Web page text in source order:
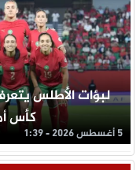
لبؤات الأطلس
كأس
5 أغسطس 2026 - 1:39